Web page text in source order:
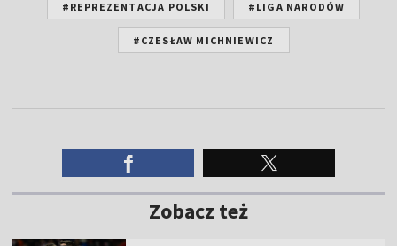
#REPREZENTACJA POLSKI #LIGA NARODÓW
#CZESŁAW MICHNIEWICZ
Zobacz też